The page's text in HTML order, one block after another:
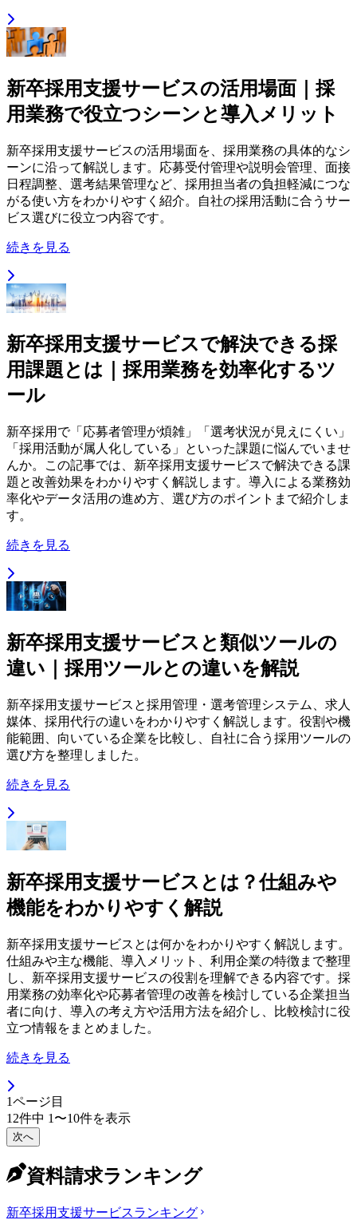
新卒採用支援サービスの活用場面｜採
用業務で役立つシーンと導入メリット
新卒採用支援サービスの活用場面を、採用業務の具体的なシ
ーンに沿って解説します。応募受付管理や説明会管理、面接
日程調整、選考結果管理など、採用担当者の負担軽減につな
がる使い方をわかりやすく紹介。自社の採用活動に合うサー
ビス選びに役立つ内容です。
続きを見る
新卒採用支援サービスで解決できる採
用課題とは｜採用業務を効率化するツ
ール
新卒採用で「応募者管理が煩雑」「選考状況が見えにくい」
「採用活動が属人化している」といった課題に悩んでいませ
んか。この記事では、新卒採用支援サービスで解決できる課
題と改善効果をわかりやすく解説します。導入による業務効
率化やデータ活用の進め方、選び方のポイントまで紹介しま
す。
続きを見る
新卒採用支援サービスと類似ツールの
違い｜採用ツールとの違いを解説
新卒採用支援サービスと採用管理・選考管理システム、求人
媒体、採用代行の違いをわかりやすく解説します。役割や機
能範囲、向いている企業を比較し、自社に合う採用ツールの
選び方を整理しました。
続きを見る
新卒採用支援サービスとは？仕組みや
機能をわかりやすく解説
新卒採用支援サービスとは何かをわかりやすく解説します。
仕組みや主な機能、導入メリット、利用企業の特徴まで整理
し、新卒採用支援サービスの役割を理解できる内容です。採
用業務の効率化や応募者管理の改善を検討している企業担当
者に向け、導入の考え方や活用方法を紹介し、比較検討に役
立つ情報をまとめました。
続きを見る
1ページ目
12件中 1 〜10件を表示
次へ
資料請求ランキング
新卒採用支援サービスランキング